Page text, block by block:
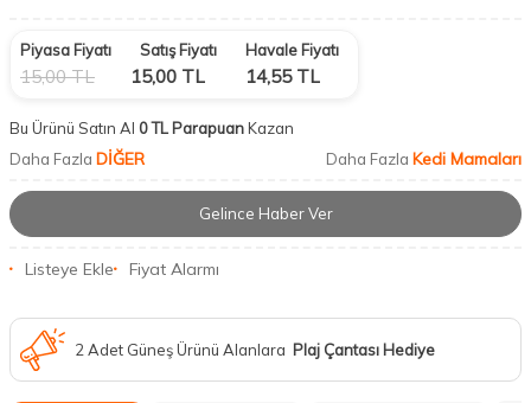
Piyasa Fiyatı
15,00TL
Satış Fiyatı
15,00 TL
Havale Fiyatı
14,55TL
Bu Ürünü Satın Al 0 TL ParapuanKazan
Daha Fazla DİĞER Daha Fazla Kedi Mamaları
Gelince Haber Ver
Listeye Ekle Fiyat Alarmı
2 Adet Güneş Ürünü Alanlara Plaj Çantası Hediye